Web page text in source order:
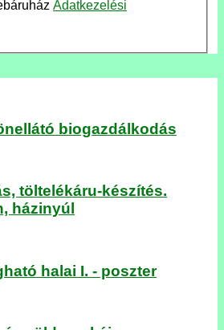
Adatkezelési
biogazdálkodás
töltelékáru-készítés.
házinyúl
halai I. - poszter